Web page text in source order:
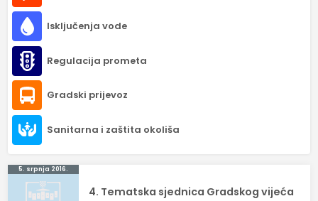
Isključenja vode
Regulacija prometa
Gradski prijevoz
Sanitarna i zaštita okoliša
Navigacija
5. srpnja 2016.
4. Tematska sjednica Gradskog vijeća